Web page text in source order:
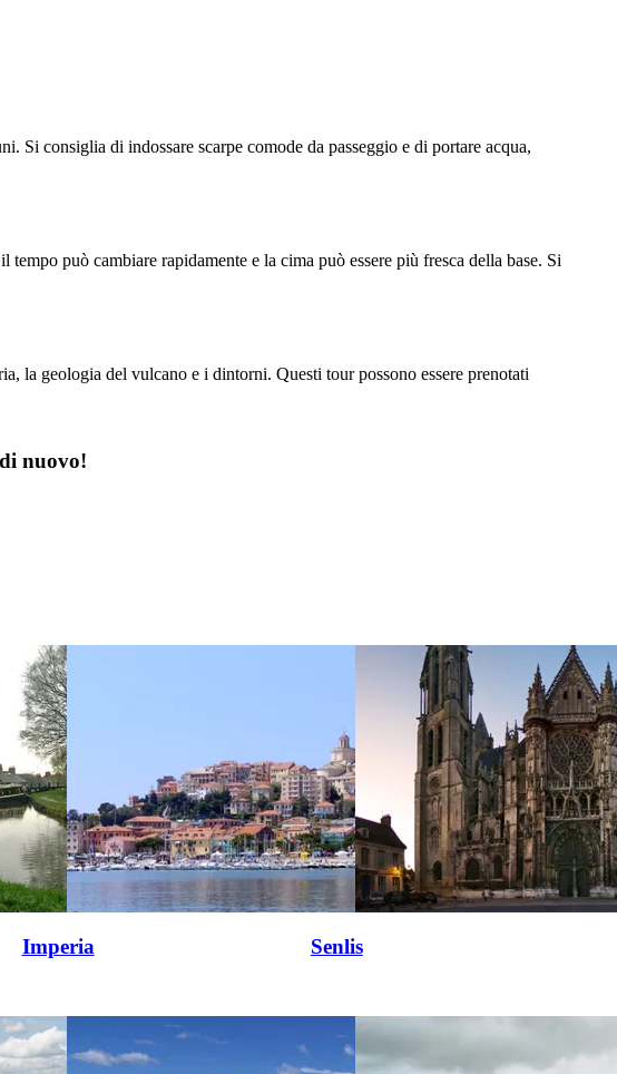
Si consiglia di indossare scarpe comode da passeggio e di portare acqua,
può cambiare rapidamente e la cima può essere più fresca della base. Si
la geologia del vulcano e i dintorni. Questi tour possono essere prenotati
nuovo!
Imperia Senlis